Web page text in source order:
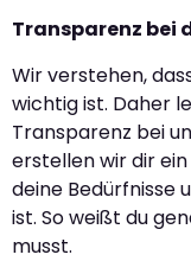
Transparenz bei
Wir verstehen,
wichtig ist. Daher
Transparenz bei
erstellen wir dir
deine Bedürfnisse
ist. So weißt du
musst.